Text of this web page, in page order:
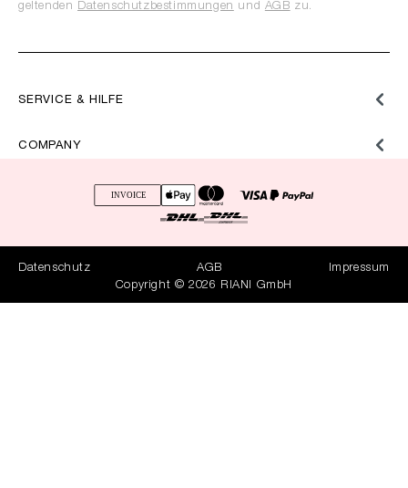
SERVICE & HILFE
COMPANY
geltenden Datenschutzbestimmungen und AGB zu.
Datenschutz AGB
Impressum
Copyright © 2026 RIANI GmbH